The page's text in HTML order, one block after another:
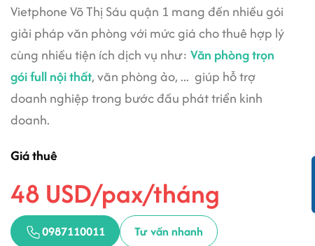
Vietphone Võ Thị Sáu quận 1 mang đến nhiều gói
giải pháp văn phòng với mức giá cho thuê hợp lý
cùng nhiều tiện ích dịch vụ như: Văn phòng trọn
gói full nội thất, văn phòng ảo, ... giúp hỗ trợ
doanh nghiệp trong bước đầu phát triển kinh
doanh.
Giá thuê
48 USD/pax/tháng
0987110011 Tư vấn nhanh